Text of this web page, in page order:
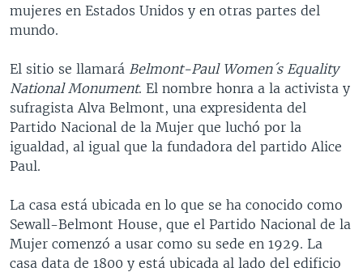
mujeres en Estados Unidos y en otras partes del
mundo.
El sitio se llamará Belmont-Paul Women´s Equality
National Monument. El nombre honra a la activista y
sufragista Alva Belmont, una expresidenta del
Partido Nacional de la Mujer que luchó por la
igualdad, al igual que la fundadora del partido Alice
Paul.
La casa está ubicada en lo que se ha conocido como
Sewall-Belmont House, que el Partido Nacional de la
Mujer comenzó a usar como su sede en 1929. La
casa data de 1800 y está ubicada al lado del edificio